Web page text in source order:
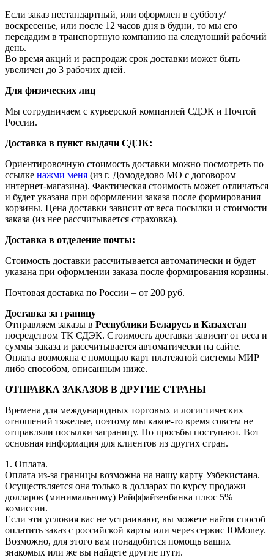
Если заказ нестандартный, или оформлен в субботу/
воскресенье, или после 12 часов дня в будни, то мы его
передадим в транспортную компанию на следующий рабочий
день.
Во время акций и распродаж срок доставки может быть
увеличен до 3 рабочих дней.
Для физических лиц
Мы сотрудничаем с курьерской компанией СДЭК и Почтой
России.
Доставка в пункт выдачи СДЭК:
Ориентировочную стоимость доставки можно посмотреть по
ссылке нажми меня (из г. Домодедово МО с договором
интернет-магазина). Фактическая стоимость может отличаться
и будет указана при оформлении заказа после формирования
корзины. Цена доставки зависит от веса посылки и стоимости
заказа (из нее рассчитывается страховка).
Доставка в отделение почты:
Стоимость доставки рассчитывается автоматически и будет
указана при оформлении заказа после формирования корзины.
Почтовая доставка по России – от 200 руб.
Доставка за границу
Отправляем заказы в Республики Беларусь и Казахстан
посредством ТК СДЭК. Стоимость доставки зависит от веса и
суммы заказа и рассчитывается автоматически на сайте.
Оплата возможна с помощью карт платежной системы МИР
либо способом, описанным ниже.
ОТПРАВКА ЗАКАЗОВ В ДРУГИЕ СТРАНЫ
Времена для международных торговых и логистических
отношений тяжелые, поэтому мы какое-то время совсем не
отправляли посылки заграницу. Но просьбы поступают. Вот
основная информация для клиентов из других стран.
1. Оплата.
Оплата из-за границы возможна на нашу карту Узбекистана.
Осуществляется она только в долларах по курсу продажи
долларов (минимальному) Райффайзенбанка плюс 5%
комиссии.
Если эти условия вас не устраивают, вы можете найти способ
оплатить заказ с российской карты или через сервис ЮMoney.
Возможно, для этого вам понадобится помощь ваших
знакомых или же вы найдете другие пути.